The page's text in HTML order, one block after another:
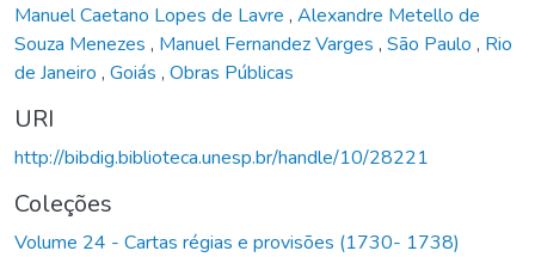
Manuel Caetano Lopes de Lavre , Alexandre Metello de
Souza Menezes , Manuel Fernandez Varges , São Paulo , Rio
de Janeiro , Goiás , Obras Públicas
URI
http://bibdig.biblioteca.unesp.br/handle/10/28221
Coleções
Volume 24 - Cartas régias e provisões (1730- 1738)